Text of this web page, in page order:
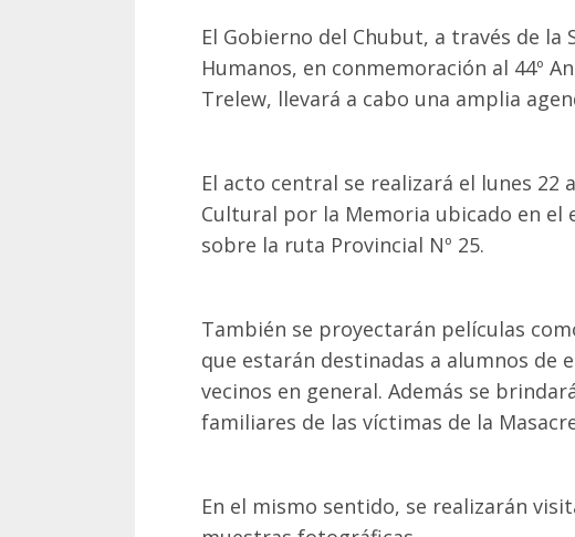
El Gobierno del Chubut, a través de la
Humanos, en conmemoración al 44º
Trelew, llevará a cabo una amplia
El acto central se realizará el lunes 22
Cultural por la Memoria ubicado en el
sobre la ruta Provincial Nº 25.
También se proyectarán películas
que estarán destinadas a alumnos de
vecinos en general. Además se
familiares de las víctimas de la
En el mismo sentido, se realizarán